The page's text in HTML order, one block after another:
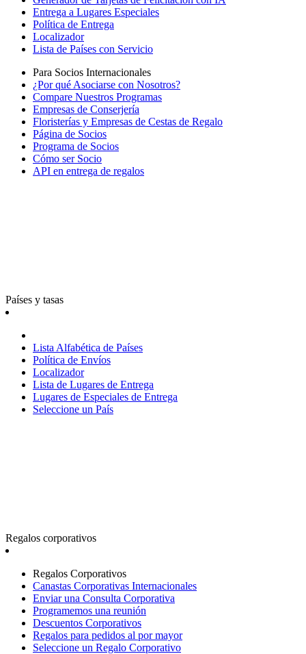
Entrega a Lugares Especiales
Política de Entrega
Localizador
Lista de Países con Servicio
Para Socios Internacionales
¿Por qué Asociarse con Nosotros?
Compare Nuestros Programas
Empresas de Conserjería
Floristerías y Empresas de Cestas de Regalo
Página de Socios
Programa de Socios
Cómo ser Socio
API en entrega de regalos
Países y tasas
Lista Alfabética de Países
Política de Envíos
Localizador
Lista de Lugares de Entrega
Lugares de Especiales de Entrega
Seleccione un País
Regalos corporativos
Regalos Corporativos
Canastas Corporativas Internacionales
Enviar una Consulta Corporativa
Programemos una reunión
Descuentos Corporativos
Regalos para pedidos al por mayor
Seleccione un Regalo Corporativo